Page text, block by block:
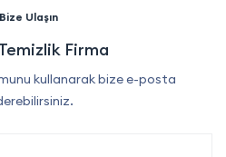
Bize Ulaşın
Firma
kullanarak bize e-posta